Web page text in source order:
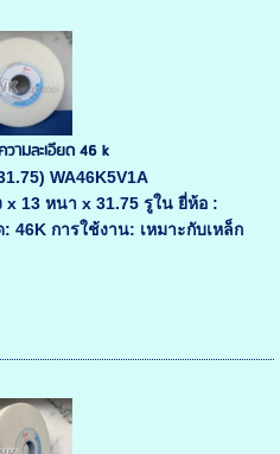
ามละเอียด 46 k
WA46K5V1A
x 13 หนา x 31.75 รูใน ยี่ห้อ :
46K การใช้งาน: เหมาะกับเหล็ก